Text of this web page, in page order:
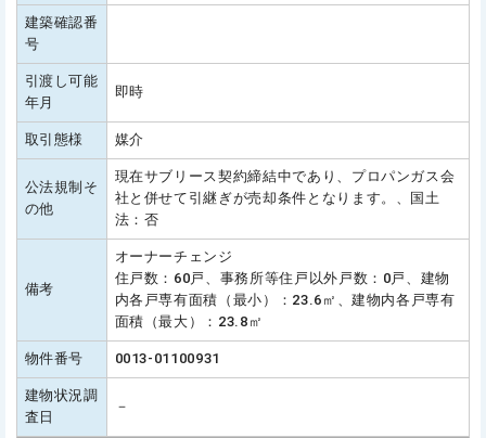
建築確認番
号
引渡し可能
年月
即時
取引態様 媒介
公法規制そ
の他
現在サブリース契約締結中であり、プロパンガス会
社と併せて引継ぎが売却条件となります。、国土
法：否
備考
オーナーチェンジ
住戸数：60戸、事務所等住戸以外戸数：0戸、建物
内各戸専有面積（最小）：23.6㎡、建物内各戸専有
面積（最大）：23.8㎡
物件番号 0013-01100931
建物状況調
査日
－